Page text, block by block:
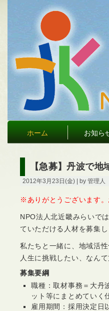
ホーム お知ら
【急募】丹波で
2012年3月23日(金) | by 管理人
※ありがとうございます
NPO法人北近畿みらいで
ていただける人材を募集し
私たちと一緒に、地域活
人生に挑戦したい、なんて
募集要綱
職種：取材事務＝大丹
ット等にまとめていく
雇用期間：採用決定日